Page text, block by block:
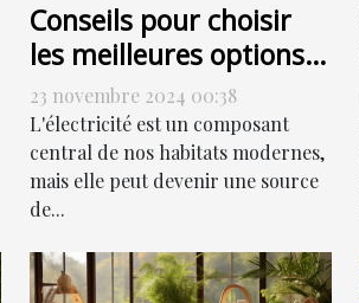
Conseils pour choisir
les meilleures options
de dépannage
électrique
23 novembre 2024 00:38
L'électricité est un composant
central de nos habitats modernes,
mais elle peut devenir une source
de...